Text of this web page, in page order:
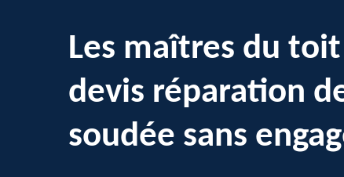
Les maîtres du
devis réparation
soudée sans